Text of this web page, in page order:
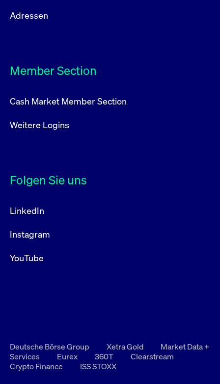
Adressen
Member Section
Cash Market Member Section
Weitere Logins
Folgen Sie uns
LinkedIn
Instagram
YouTube
Deutsche Börse Group Xetra Gold
Market Data +
Services
Eurex 360T
Clearstream
Crypto Finance
ISS STOXX